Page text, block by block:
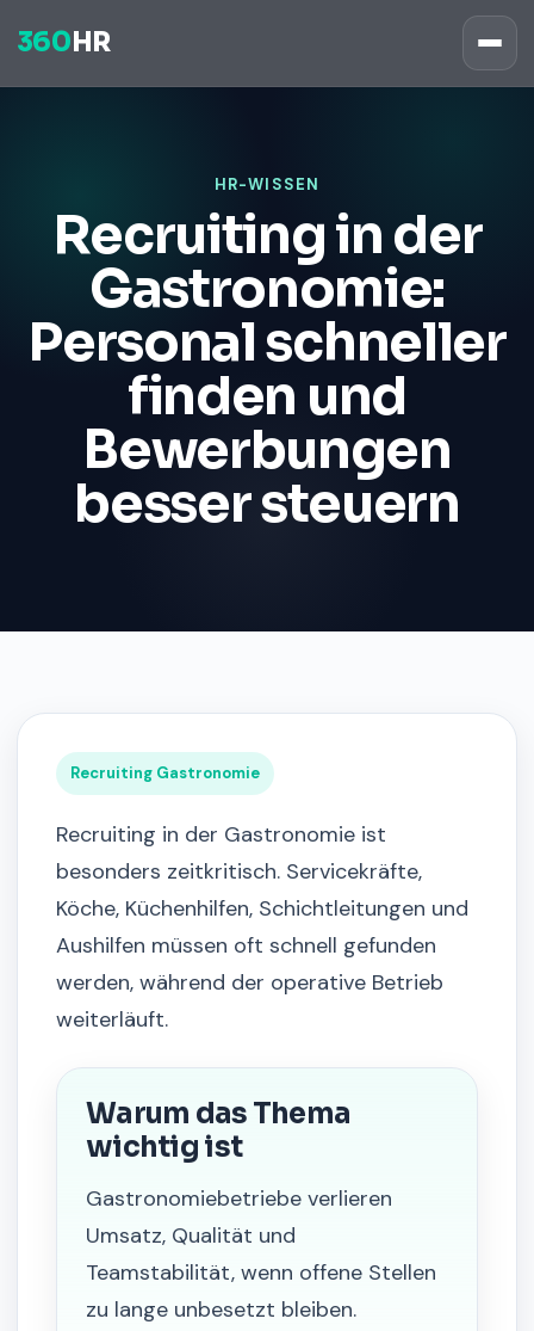
360 HR
HR-WISSEN
Recruiting in der
Gastronomie:
Personal schneller
finden und
Bewerbungen
besser steuern
Recruiting Gastronomie
Recruiting in der Gastronomie ist
besonders zeitkritisch. Servicekräfte,
Köche, Küchenhilfen, Schichtleitungen und
Aushilfen müssen oft schnell gefunden
werden, während der operative Betrieb
weiterläuft.
Warum das Thema
wichtig ist
Gastronomiebetriebe verlieren
Umsatz, Qualität und
Teamstabilität, wenn offene Stellen
zu lange unbesetzt bleiben.